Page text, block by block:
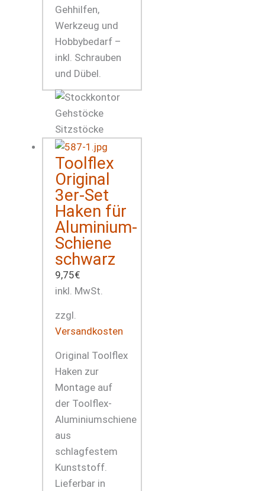
Gehhilfen,
Werkzeug und
Hobbybedarf –
inkl. Schrauben
und Dübel.
Toolflex
Original
3er-Set
Haken für
Aluminium-
Schiene
schwarz
9,75€
inkl. MwSt.
zzgl.
Versandkosten
Original Toolflex
Haken zur
Montage auf
der Toolflex-
Aluminiumschiene
aus
schlagfestem
Kunststoff.
Lieferbar in